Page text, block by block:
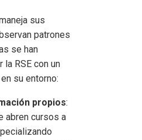
sus
patrones
se han
RSE con un
su entorno:
propios:
abren cursos a